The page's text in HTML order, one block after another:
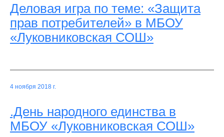
Деловая игра по теме: «Защита
прав потребителей» в МБОУ
«Луковниковская СОШ»
4 ноября 2018 г.
.День народного единства в
МБОУ «Луковниковская СОШ»